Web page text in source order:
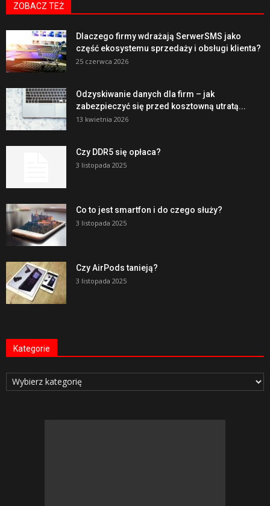
ZOBACZ TEŻ
Dlaczego firmy wdrażają SerwerSMS jako
część ekosystemu sprzedaży i obsługi klienta?
25 czerwca 2026
Odzyskiwanie danych dla firm – jak
zabezpieczyć się przed kosztowną utratą...
13 kwietnia 2026
Czy DDR5 się opłaca?
3 listopada 2025
Co to jest smartfon i do czego służy?
3 listopada 2025
Czy AirPods tanieją?
3 listopada 2025
Kategorie
Kategorie